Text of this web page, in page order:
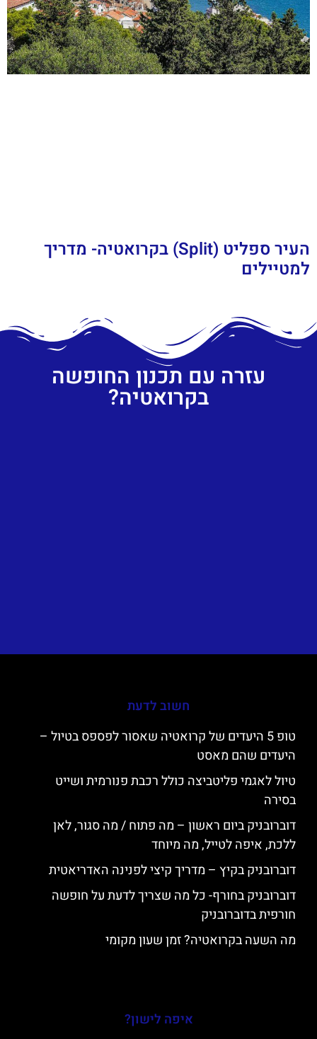
העיר ספליט (Split) בקרואטיה- מדריך
למטיילים
עזרה עם תכנון החופשה
בקרואטיה?
חשוב לדעת
טופ 5 היעדים של קרואטיה שאסור לפספס בטיול –
היעדים שהם מאסט
טיול לאגמי פליטביצה כולל רכבת פנורמית ושייט
בסירה
דוברובניק ביום ראשון – מה פתוח / מה סגור, לאן
ללכת, איפה לטייל, מה מיוחד
דוברובניק בקיץ – מדריך קיצי לפנינה האדריאטית
דוברובניק בחורף- כל מה שצריך לדעת על חופשה
חורפית בדוברובניק
מה השעה בקרואטיה? זמן שעון מקומי
איפה לישון?